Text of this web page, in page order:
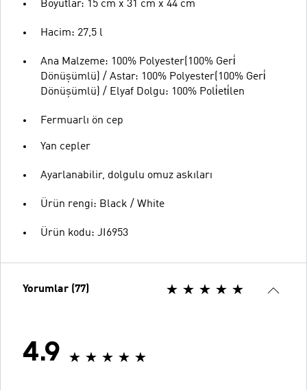
Boyutlar: 15 cm x 31 cm x 44 cm
Hacim: 27,5 l
Ana Malzeme: 100% Polyester(100% Geri̇
Dönüşümlü) / Astar: 100% Polyester(100% Geri̇
Dönüşümlü) / Elyaf Dolgu: 100% Poli̇eti̇len
Fermuarlı ön cep
Yan cepler
Ayarlanabilir, dolgulu omuz askıları
Ürün rengi: Black / White
Ürün kodu: JI6953
Yorumlar (77)
4.9